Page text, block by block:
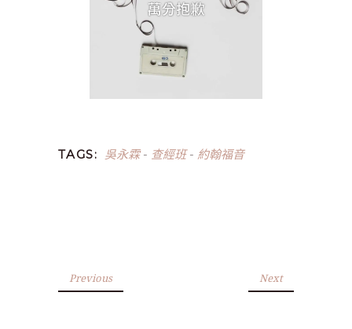
TAGS: 吳永霖- 查經班- 約翰福音
Previous Next